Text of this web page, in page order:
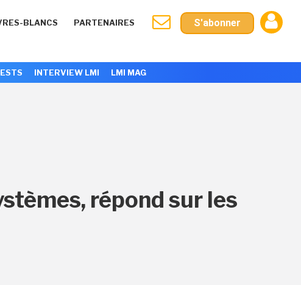
BLANCS PARTENAIRES S'abonner
INTERVIEW LMI LMI MAG
répond sur les